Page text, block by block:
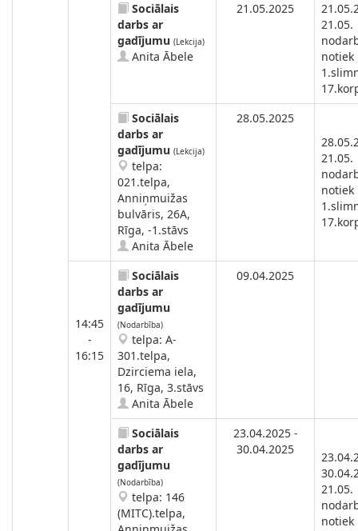
Sociālais
darbs ar
gadījumu (Lekcija)
Anita Ābele
21.05.2025
21.05.
notiek
Sociālais
darbs ar
gadījumu (Lekcija)
telpa:
021.telpa,
Anniņmuižas
bulvāris, 26A,
Rīga, -1.stāvs
Anita Ābele
28.05.2025
21.05.
notiek
14:45
-
16:15
Sociālais
darbs ar
gadījumu
(Nodarbība)
telpa: A-
301.telpa,
Dzirciema iela,
16, Rīga, 3.stāvs
Anita Ābele
09.04.2025
Sociālais
darbs ar
gadījumu
(Nodarbība)
telpa: 146
(MITC).telpa,
23.04.2025 -
30.04.2025
21.05.
notiek